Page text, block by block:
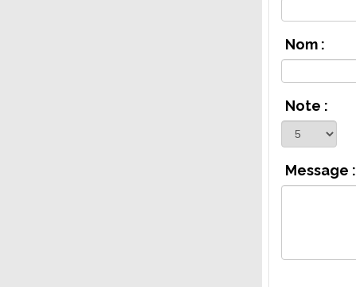
Nom :
Note :
Message :